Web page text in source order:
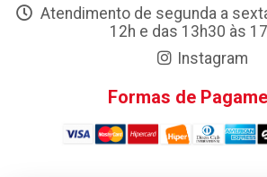
Atendimento de segunda a
12h e das 13h30 às
Instagram
Formas de